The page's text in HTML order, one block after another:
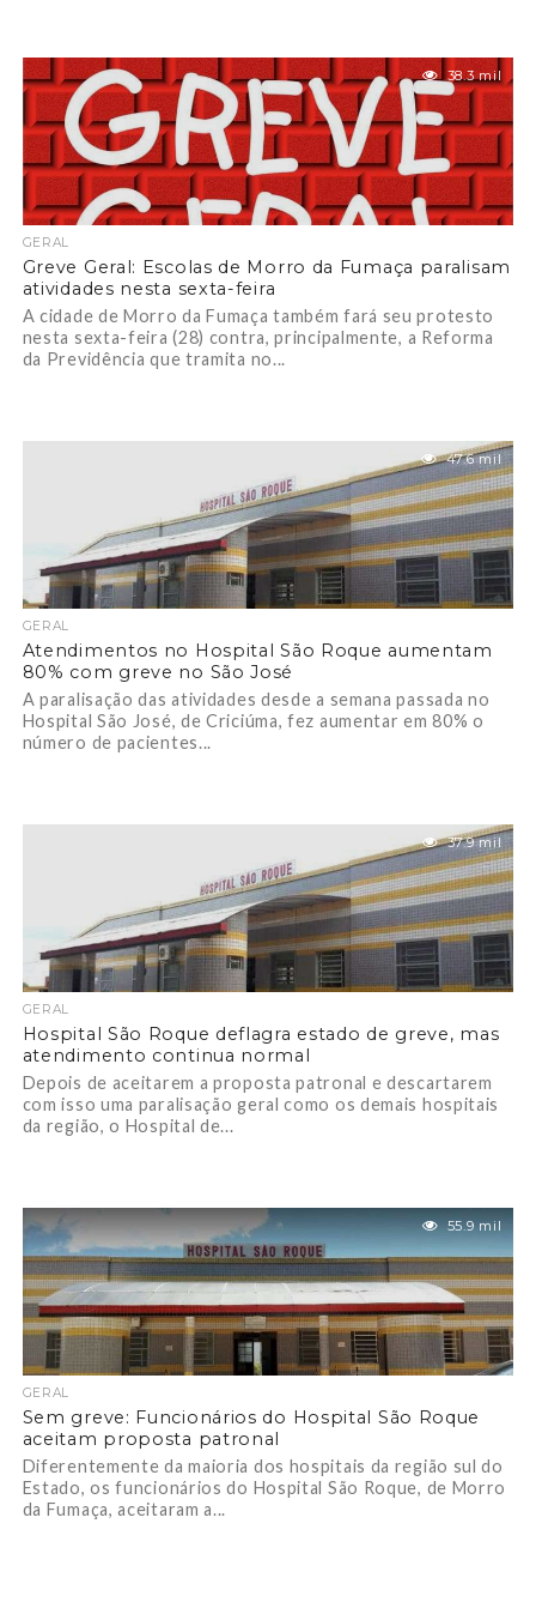
38.3 mil
GERAL
Greve Geral: Escolas de Morro da Fumaça paralisam
atividades nesta sexta-feira
A cidade de Morro da Fumaça também fará seu protesto
nesta sexta-feira (28) contra, principalmente, a Reforma
da Previdência que tramita no...
47.6 mil
GERAL
Atendimentos no Hospital São Roque aumentam
80% com greve no São José
A paralisação das atividades desde a semana passada no
Hospital São José, de Criciúma, fez aumentar em 80% o
número de pacientes...
37.9 mil
GERAL
Hospital São Roque deflagra estado de greve, mas
atendimento continua normal
Depois de aceitarem a proposta patronal e descartarem
com isso uma paralisação geral como os demais hospitais
da região, o Hospital de...
55.9 mil
GERAL
Sem greve: Funcionários do Hospital São Roque
aceitam proposta patronal
Diferentemente da maioria dos hospitais da região sul do
Estado, os funcionários do Hospital São Roque, de Morro
da Fumaça, aceitaram a...